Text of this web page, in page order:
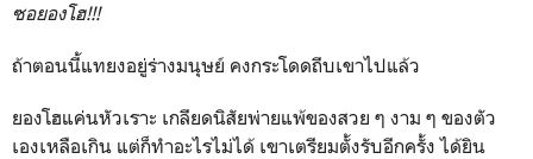
ซอยองโฮ!!!
ถ้าตอนนี้แทยงอยู่ร่างมนุษย์ คงกระโดดถีบเขาไปแล้ว
ยองโฮแค่นหัวเราะ เกลียดนิสัยพ่ายแพ้ของสวย ๆ งาม ๆ ของตัว
เองเหลือเกิน แต่ก็ทำอะไรไม่ได้ เขาเตรียมตั้งรับอีกครั้ง ได้ยิน